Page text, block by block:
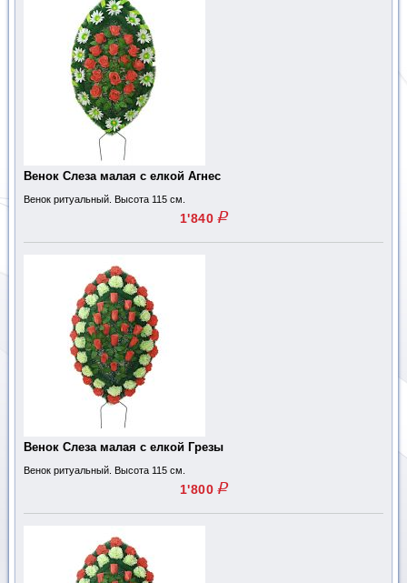
Венок Слеза малая с елкой Агнес
Венок ритуальный. Высота 115 см.
1'840 q
Венок Слеза малая с елкой Грезы
Венок ритуальный. Высота 115 см.
1'800 q